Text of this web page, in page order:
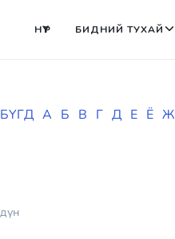
НҮҮР БИДНИЙ ТУХАЙ
БҮГД А Б В Г Д Е Ё Ж